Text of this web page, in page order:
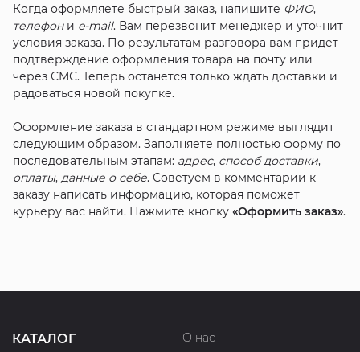
Когда оформляете быстрый заказ, напишите ФИО,
телефони e-mail. Вам перезвонит менеджер и уточнит
условия заказа. По результатам разговора вам придет
подтверждение оформления товара на почту или
через СМС. Теперь останется только ждать доставки и
радоваться новой покупке.
Оформление заказа в стандартном режиме выглядит
следующим образом. Заполняете полностью форму по
последовательным этапам: адрес, способ доставки,
оплаты, данные о себе. Советуем в комментарии к
заказу написать информацию, которая поможет
курьеру вас найти. Нажмите кнопку «Оформить заказ».
КАТАЛОГ
О нас